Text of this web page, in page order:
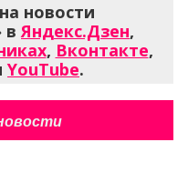
новости
вЯндекс.Дзен,
, Вконтакте,
YouTube.